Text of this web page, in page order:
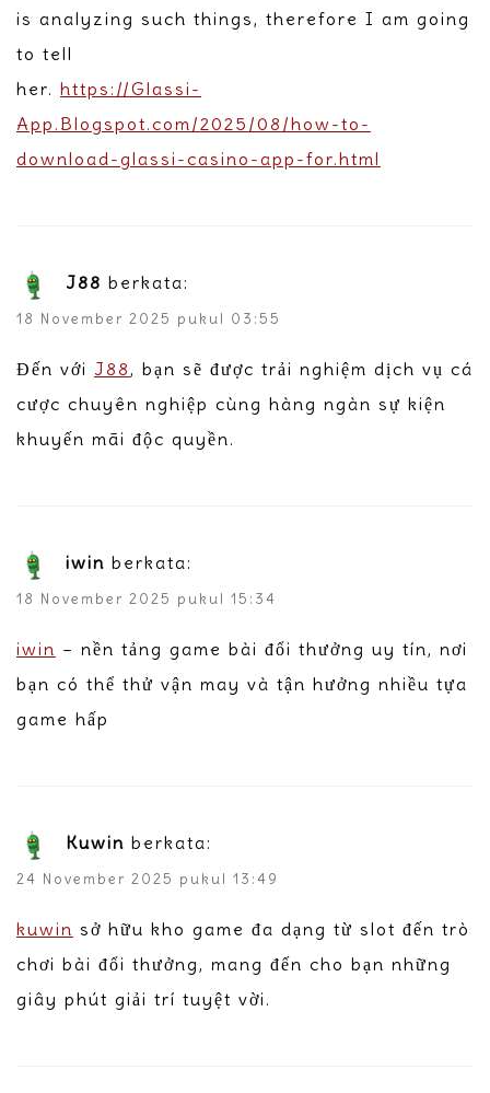
is analyzing such things, therefore I am going
to tell
her. https://Glassi-
App.Blogspot.com/2025/08/how-to-
download-glassi-casino-app-for.html
J88 berkata:
18 November 2025 pukul 03:55
Đến với J88, bạn sẽ được trải nghiệm dịch vụ cá
cược chuyên nghiệp cùng hàng ngàn sự kiện
khuyến mãi độc quyền.
iwin berkata:
18 November 2025 pukul 15:34
iwin – nền tảng game bài đổi thưởng uy tín, nơi
bạn có thể thử vận may và tận hưởng nhiều tựa
game hấp
Kuwin berkata:
24 November 2025 pukul 13:49
kuwin sở hữu kho game đa dạng từ slot đến trò
chơi bài đổi thưởng, mang đến cho bạn những
giây phút giải trí tuyệt vời.